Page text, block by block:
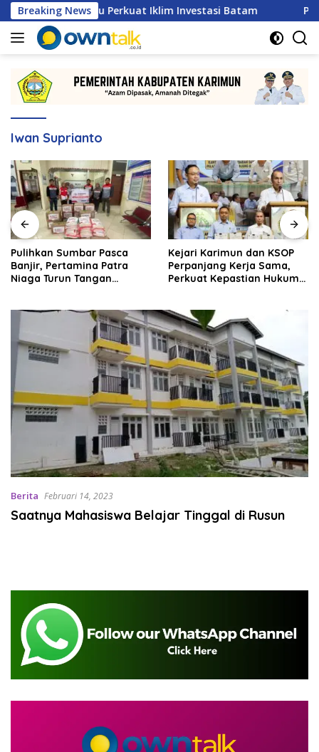
Langsung
ke
konten
Breaking News
Justru Perkuat Iklim Investasi Batam Pulihkan
Iwan Suprianto
Pulihkan Sumbar Pasca
Banjir, Pertamina Patra
Niaga Turun Tangan
Kejari Karimun dan KSOP
Perpanjang Kerja Sama,
Perkuat Kepastian Hukum
Berita Februari 14, 2023
Saatnya Mahasiswa Belajar Tinggal di Rusun